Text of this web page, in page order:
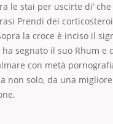
le stai per uscirte di’
Prendi dei
la croce è inciso il
ha segnato il suo Rhum e
con metà
non solo, da una